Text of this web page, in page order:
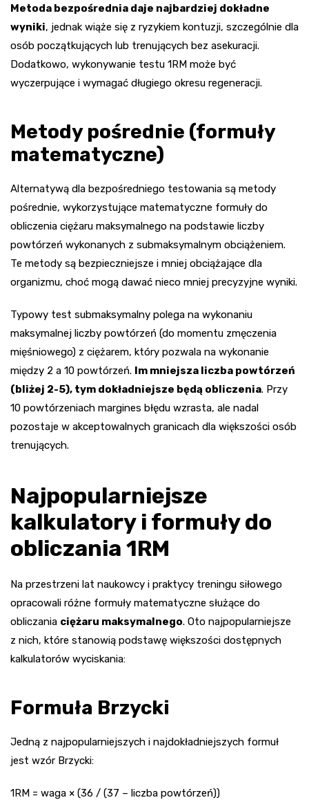
Metoda bezpośrednia daje najbardziej dokładne
wyniki, jednak wiąże się z ryzykiem kontuzji, szczególnie dla
osób początkujących lub trenujących bez asekuracji.
Dodatkowo, wykonywanie testu 1RM może być
wyczerpujące i wymagać długiego okresu regeneracji.
Metody pośrednie (formuły
matematyczne)
Alternatywą dla bezpośredniego testowania są metody
pośrednie, wykorzystujące matematyczne formuły do
obliczenia ciężaru maksymalnego na podstawie liczby
powtórzeń wykonanych z submaksymalnym obciążeniem.
Te metody są bezpieczniejsze i mniej obciążające dla
organizmu, choć mogą dawać nieco mniej precyzyjne wyniki.
Typowy test submaksymalny polega na wykonaniu
maksymalnej liczby powtórzeń (do momentu zmęczenia
mięśniowego) z ciężarem, który pozwala na wykonanie
między 2 a 10 powtórzeń. Im mniejsza liczba powtórzeń
(bliżej 2-5), tym dokładniejsze będą obliczenia. Przy
10 powtórzeniach margines błędu wzrasta, ale nadal
pozostaje w akceptowalnych granicach dla większości osób
trenujących.
Najpopularniejsze
kalkulatory i formuły do
obliczania 1RM
Na przestrzeni lat naukowcy i praktycy treningu siłowego
opracowali różne formuły matematyczne służące do
obliczania ciężaru maksymalnego. Oto najpopularniejsze
z nich, które stanowią podstawę większości dostępnych
kalkulatorów wyciskania:
Formuła Brzycki
Jedną z najpopularniejszych i najdokładniejszych formuł
jest wzór Brzycki:
1RM = waga × (36 / (37 – liczba powtórzeń))